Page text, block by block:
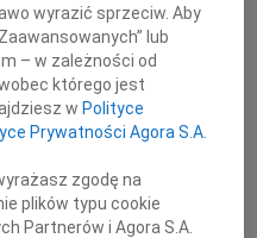
z powodu śmierci
Ojca
składają
wyrazić sprzeciw. Aby
lub
– w zależności od
którego jest
wPolityce
Prywatności Agora S.A.
zgodę na
plików typu cookie
Partnerów i Agora S.A.